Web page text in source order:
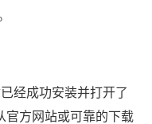
经成功安装并打开了
官方网站或可靠的下载